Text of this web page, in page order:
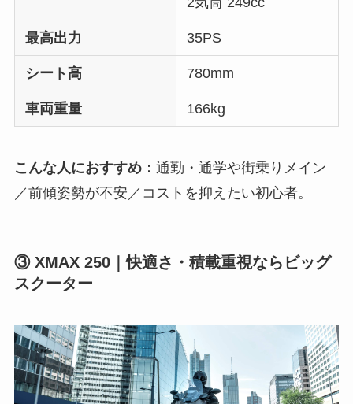
最高出力 35PS
シート高 780mm
車両重量 166kg
こんな人におすすめ： 通勤・通学や街乗りメイン
／前傾姿勢が不安／コストを抑えたい初心者。
③ XMAX 250｜快適さ・積載重視ならビッグ
スクーター